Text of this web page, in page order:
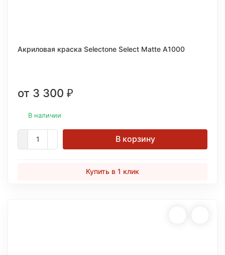
Акриловая краска Selectone Select Matte A1000
от 3 300 ₽
В наличии
В корзину
Купить в 1 клик